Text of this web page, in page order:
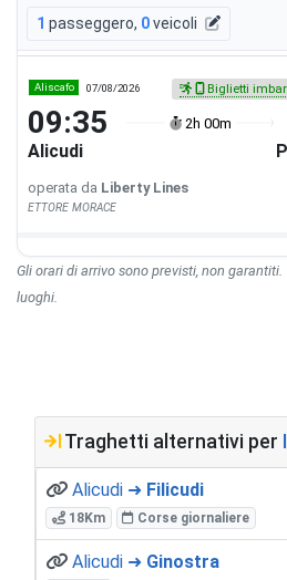
1 passeggero, 0veicoli
Aliscafo 07/08/2026 Biglietti
09:35 2h 00m
Alicudi
operata da Liberty Lines
ETTORE MORACE
Gli orari di arrivo sono previsti, non
luoghi.
Traghetti alternativi per
Alicudi ➜ Filicudi
18Km Corse giornaliere
Alicudi ➜ Ginostra